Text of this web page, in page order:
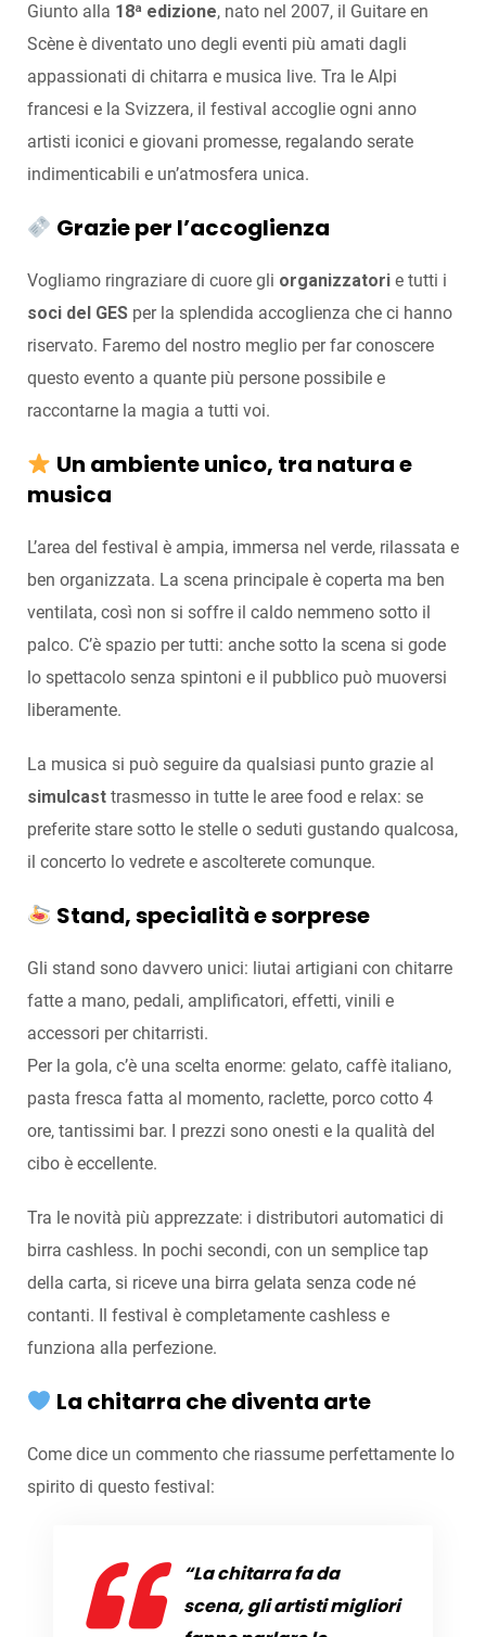
Giunto alla 18ª edizione, nato nel 2007, il Guitare en
Scène è diventato uno degli eventi più amati dagli
appassionati di chitarra e musica live. Tra le Alpi
francesi e la Svizzera, il festival accoglie ogni anno
artisti iconici e giovani promesse, regalando serate
indimenticabili e un’atmosfera unica.
Grazie per l’accoglienza
Vogliamo ringraziare di cuore gli organizzatori e tutti i
soci del GES per la splendida accoglienza che ci hanno
riservato. Faremo del nostro meglio per far conoscere
questo evento a quante più persone possibile e
raccontarne la magia a tutti voi.
Un ambiente unico, tra natura e
musica
L’area del festival è ampia, immersa nel verde, rilassata e
ben organizzata. La scena principale è coperta ma ben
ventilata, così non si soffre il caldo nemmeno sotto il
palco. C’è spazio per tutti: anche sotto la scena si gode
lo spettacolo senza spintoni e il pubblico può muoversi
liberamente.
La musica si può seguire da qualsiasi punto grazie al
simulcast trasmesso in tutte le aree food e relax: se
preferite stare sotto le stelle o seduti gustando qualcosa,
il concerto lo vedrete e ascolterete comunque.
Stand, specialità e sorprese
Gli stand sono davvero unici: liutai artigiani con chitarre
fatte a mano, pedali, amplificatori, effetti, vinili e
accessori per chitarristi.
Per la gola, c’è una scelta enorme: gelato, caffè italiano,
pasta fresca fatta al momento, raclette, porco cotto 4
ore, tantissimi bar. I prezzi sono onesti e la qualità del
cibo è eccellente.
Tra le novità più apprezzate: i distributori automatici di
birra cashless. In pochi secondi, con un semplice tap
della carta, si riceve una birra gelata senza code né
contanti. Il festival è completamente cashless e
funziona alla perfezione.
La chitarra che diventa arte
Come dice un commento che riassume perfettamente lo
spirito di questo festival:
“La chitarra fa da
scena, gli artisti migliori